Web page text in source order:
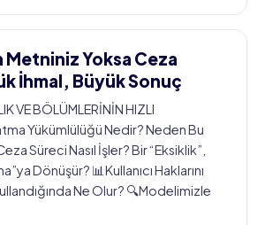
Metniniz Yoksa Ceza
İhmal, Büyük Sonuç
VE BÖLÜMLERİNİN HIZLI
Yükümlülüğü Nedir? Neden Bu
Süreci Nasıl İşler? Bir “Eksiklik”,
Dönüşür? 📊Kullanıcı Haklarını
Ne Olur? 🔍Modelimizle